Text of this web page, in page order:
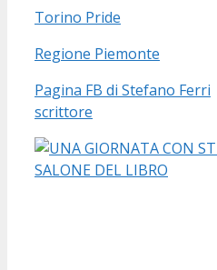
Torino Pride
Regione Piemonte
Pagina FB di Stefano Ferri
scrittore